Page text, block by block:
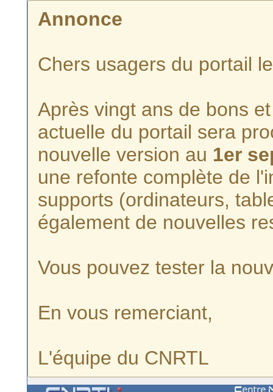
Annonce
Chers usagers du portail
Après vingt ans de bons
actuelle du portail sera
nouvelle version au 1er
une refonte complète de
supports (ordinateurs,
également de nouvelles
Vous pouvez tester la
En vous remerciant,
L'équipe du CNRTL